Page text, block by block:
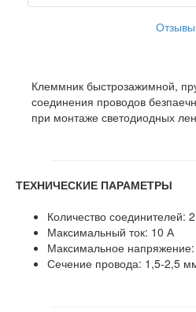
Клеммник быстрозажимной,
соединения проводов
при монтаже светодиодных
ТЕХНИЧЕСКИЕ ПАРАМЕТРЫ
Количество соединителей:
Максимальный ток: 10 А
Максимальное
Сечение провода: 1,5-2,5